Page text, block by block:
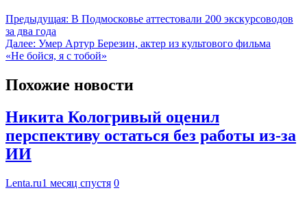
Предыдущая: В Подмосковье аттестовали 200 экскурсоводов
за два года
Далее: Умер Артур Березин, актер из культового фильма
«Не бойся, я с тобой»
Похожие новости
Никита Кологривый оценил
перспективу остаться без работы из-за
ИИ
Lenta.ru1 месяц спустя 0